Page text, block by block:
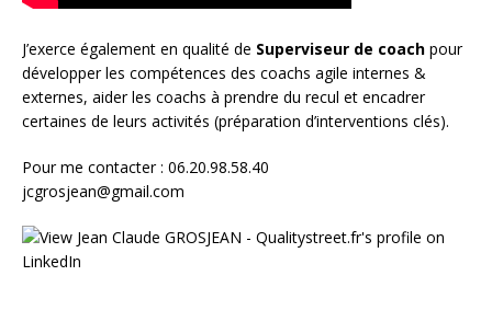
J’exerce également en qualité de Superviseur de coach pour
développer les compétences des coachs agile internes &
externes, aider les coachs à prendre du recul et encadrer
certaines de leurs activités (préparation d’interventions clés).
Pour me contacter : 06.20.98.58.40
jcgrosjean@gmail.com